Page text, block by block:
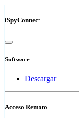
iSpyConnect
Software
Descargar
Acceso Remoto